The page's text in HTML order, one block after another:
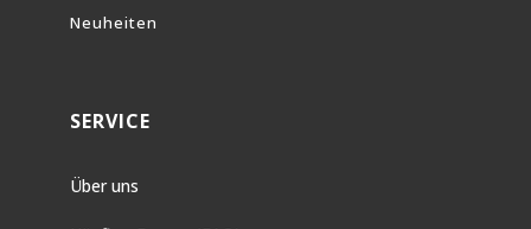
Neuheiten
SERVICE
Über uns